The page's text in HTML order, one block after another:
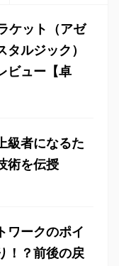
ケット（アゼ
タルジック）
ビュー【卓
級者になるた
術を伝授
ワークのポイ
！？前後の戻